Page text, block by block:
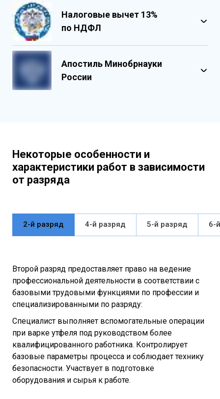
защиты
Государственными реестровыми
элементы защиты
Налоговые вычет 13%
по НДФЛ
Апостиль Минобрнауки
России
Некоторые особенности и
характеристики работ в зависимости
от разряда
2-й разряд 4-й разряд 5-й разряд 6-
Второй разряд предоставляет право на ведение
профессиональной деятельности в соответствии с
базовыми трудовыми функциями по профессии и
специализированными по разряду:
Специалист выполняет вспомогательные операции
при варке утфеля под руководством более
квалифицированного работника. Контролирует
базовые параметры процесса и соблюдает технику
безопасности. Участвует в подготовке
оборудования и сырья к работе.